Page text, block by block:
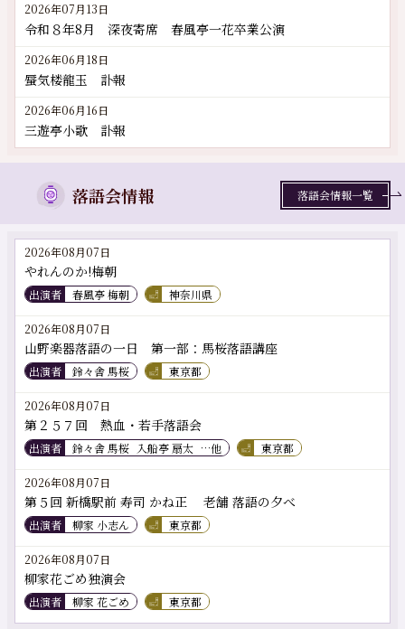
2026年07月13日
令和８年8月 深夜寄席 春風亭一花卒業公演
2026年06月18日
蜃気楼龍玉 訃報
2026年06月16日
三遊亭小歌 訃報
落語会情報
2026年08月07日
やれんのか!梅朝
出演者 春風亭 梅朝 神奈川県
2026年08月07日
山野楽器落語の一日 第一部：馬桜落語講座
出演者 鈴々舎 馬桜 東京都
2026年08月07日
第２５７回 熱血・若手落語会
出演者 鈴々舎 馬桜 入船亭 扇太 …他 東京都
2026年08月07日
第５回 新橋駅前 寿司 かね正 老舗 落語の夕べ
出演者 柳家 小志ん 東京都
2026年08月07日
柳家花ごめ独演会
出演者 柳家 花ごめ 東京都
落語会情報一覧